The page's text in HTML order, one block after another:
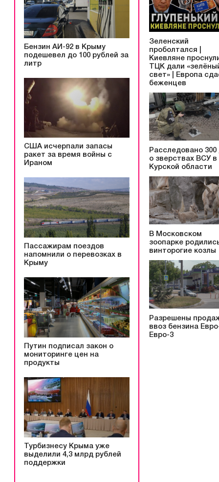
Бензин АИ-92 в Крыму
подешевел до 100 рублей за
литр
США исчерпали запасы
ракет за время войны с
Ираном
Пассажирам поездов
напомнили о перевозках в
Крыму
Путин подписал закон о
мониторинге цен на
продукты
Турбизнесу Крыма уже
выделили 4,3 млрд рублей
поддержки
Зеленский
проболтался |
Киевляне
ТЦК дали
свет» | Европа
беженцев
Расследовано 300
о зверствах ВСУ в
Курской области
В Московском
зоопарке
винторогие козлы
Разрешены
ввоз бензина
Евро-3